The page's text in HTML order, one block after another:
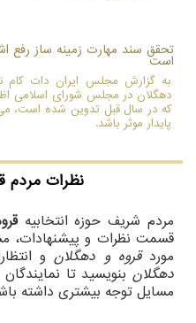
تحقق سند مهارت زمینه ساز رفع
است
به گزارش مجلس ایران دات كام
دهگلان در مجلس شورای اسلامی
كه در سال قبل تدوین شده است، می
پایدار موثر باشد.
نظرات مردم
مردم شریف حوزه انتخابیه
قسمت نظرات و پیشنهادات،
موردقروه و دهگلانو
دهگلان بنویسید تا
مسایل توجه بیشتری داشته